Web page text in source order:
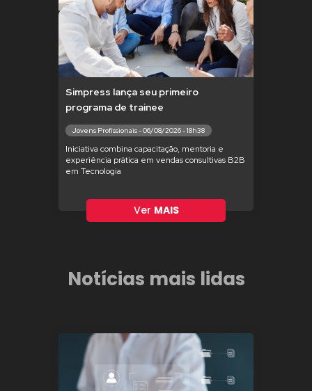
Simpress lança seu primeiro
programa de trainee
Jovens Profissionais - 06/08/2026 - 18h38
Iniciativa combina capacitação, mentoria e
experiência prática em vendas consultivas B2B
em Tecnologia
Ver MAIS
Notícias mais lidas